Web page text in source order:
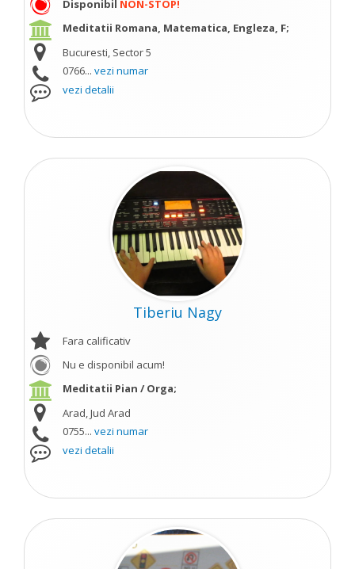
Disponibil NON-STOP!
Meditatii Romana, Matematica, Engleza, F;
Bucuresti, Sector 5
0766... vezi numar
vezi detalii
Tiberiu Nagy
Fara calificativ
Nu e disponibil acum!
Meditatii Pian / Orga;
Arad, Jud Arad
0755... vezi numar
vezi detalii